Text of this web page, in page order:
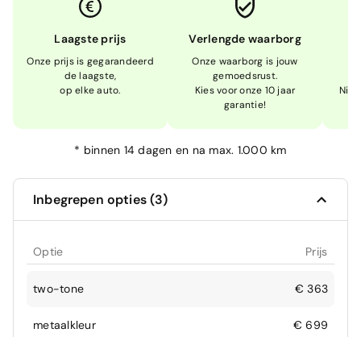
Laagste prijs
Onze prijs is gegarandeerd
de laagste,
op elke auto.
Verlengde waarborg
Onze waarborg is jouw
gemoedsrust.
Kies voor onze 10 jaar
garantie!
Niet
* binnen 14 dagen en na max. 1.000 km
Inbegrepen opties (3)
Optie Prijs
two-tone € 363
metaalkleur € 699